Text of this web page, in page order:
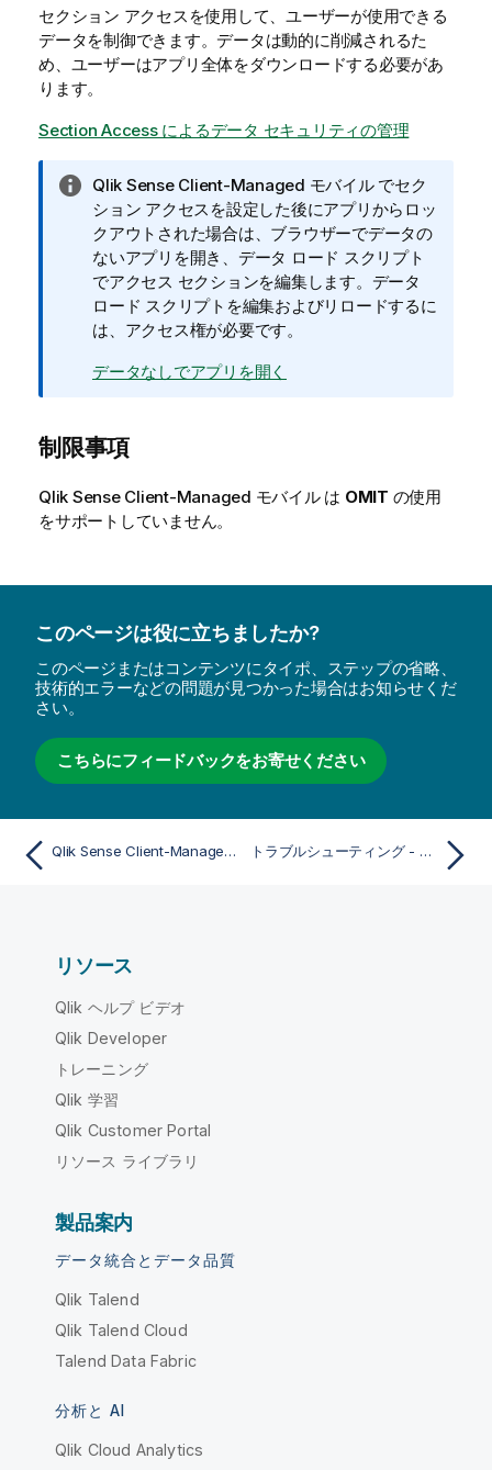
セクション アクセスを使用して、ユーザーが使用できる
データを制御できます。データは動的に削減されるた
め、ユーザーはアプリ全体をダウンロードする必要があ
ります。
Section Access によるデータ セキュリティの管理
情
報
メ
モ
Qlik Sense Client-Managed モバイルでセク
ション アクセスを設定した後にアプリからロッ
クアウトされた場合は、ブラウザーでデータの
ないアプリを開き、データ ロード スクリプト
でアクセス セクションを編集します。データ
ロード スクリプトを編集およびリロードするに
は、アクセス権が必要です。
データなしでアプリを開く
制限事項
Qlik Sense Client-Managed モバイルは OMIT の使用
をサポートしていません。
このページは役に立ちましたか?
このページまたはコンテンツにタイポ、ステップの省略、
技術的エラーなどの問題が見つかった場合はお知らせくだ
さい。
こちらにフィードバックをお寄せください
Qlik Sense Client-Managed モバイル アプリ コンテンツへのリンクの作成 トラブルシューティング - Qlik Sense Client-Managed モバイル アプリ
リソース
Qlik ヘルプ ビデオ
Qlik Developer
トレーニング
Qlik 学習
Qlik Customer Portal
リソース ライブラリ
製品案内
データ統合とデータ品質
Qlik Talend
Qlik Talend Cloud
Talend Data Fabric
分析と AI
Qlik Cloud Analytics